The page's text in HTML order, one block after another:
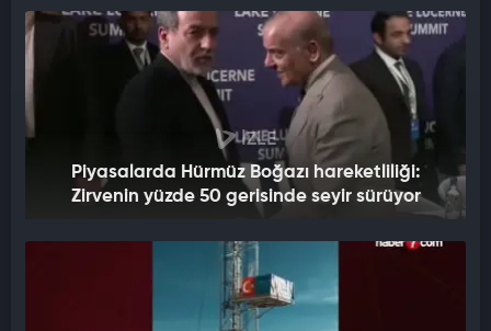
İZLE
Piyasalarda Hürmüz Boğazı hareketliliği:
Zirvenin yüzde 50 gerisinde seyir sürüyor